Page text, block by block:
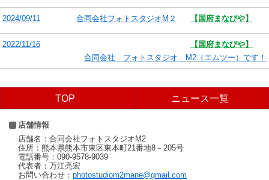
2024/09/11 【国府まなびや】
合同会社フォトスタジオM２
2022/11/16
【国府まなびや】
合同会社 フォトスタジオ M2（エムツー）です！
TOP ニュース一覧
店舗情報
店舗名：合同会社フォトスタジオM2
住所：熊本県熊本市東区東本町21番地8－205号
電話番号：090-9578-9039
代表者：万江亮宏
お問い合わせ： photostudiom2mane@gmail.com